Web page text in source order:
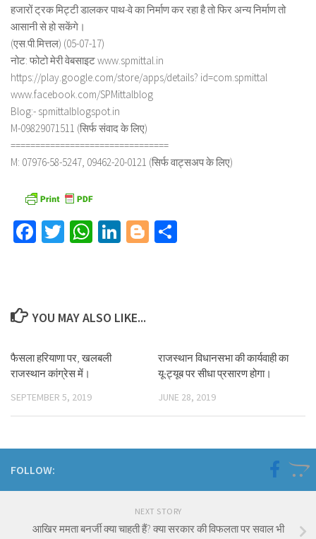
हजारों ट्रक मिट्टी डालकर पाथ-वे का निर्माण कर रहा है तो फिर अन्य निर्माण तो
आसानी से हो सकेंगे।
(एस.पी.मित्तल) (05-07-17)
नोट: फोटो मेरी वेबसाइट www.spmittal.in
https://play.google.com/store/apps/details? id=com.spmittal
www.facebook.com/SPMittalblog
Blog:- spmittalblogspot.in
M-09829071511 (सिर्फ संवाद के लिए)
================================
M: 07976-58-5247, 09462-20-0121 (सिर्फ वाट्सअप के लिए)
Facebook
TwitterWhatsApp
LinkedIn
Blogger
YOU MAY ALSO LIKE...
फैसला हरियाणा पर, खलबली
राजस्थान कांग्रेस में।
SEPTEMBER 5, 2019
राजस्थान विधानसभा की कार्यवाही का
यू-ट्यूब पर सीधा प्रसारण होगा।
JUNE 28, 2019
FOLLOW:
NEXT STORY
आखिर ममता बनर्जी क्या चाहती हैं? क्या सरकार की विफलता पर सवाल भी